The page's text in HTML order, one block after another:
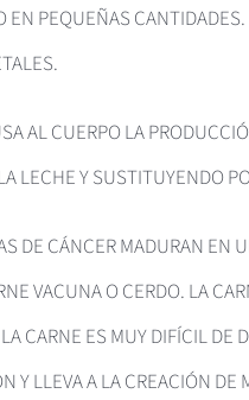
EN PEQUEÑAS
AL CUERPO LA
LECHE Y SUSTITUYENDO
DE CÁNCER MADURAN EN
VACUNA O CERDO. LA
CARNE ES MUY DIFÍCIL DE
Y LLEVA A LA CREACIÓN DE